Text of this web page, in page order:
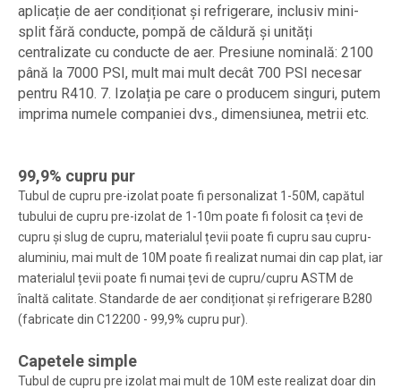
aplicație de aer condiționat și refrigerare, inclusiv mini-
split fără conducte, pompă de căldură și unități
centralizate cu conducte de aer. Presiune nominală: 2100
până la 7000 PSI, mult mai mult decât 700 PSI necesar
pentru R410. 7. Izolația pe care o producem singuri, putem
imprima numele companiei dvs., dimensiunea, metrii etc.
99,9% cupru pur
Tubul de cupru pre-izolat poate fi personalizat 1-50M, capătul
tubului de cupru pre-izolat de 1-10m poate fi folosit ca țevi de
cupru și slug de cupru, materialul țevii poate fi cupru sau cupru-
aluminiu, mai mult de 10M poate fi realizat numai din cap plat, iar
materialul țevii poate fi numai țevi de cupru/cupru ASTM de
înaltă calitate. Standarde de aer condiționat și refrigerare B280
(fabricate din C12200 - 99,9% cupru pur).
Capetele simple
Tubul de cupru pre izolat mai mult de 10M este realizat doar din